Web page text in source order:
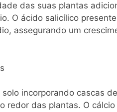
das suas plantas
O ácido salicílico
assegurando um
solo incorporando cascas
redor das plantas. O